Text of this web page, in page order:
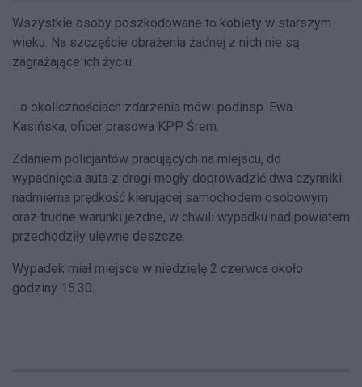
Wszystkie osoby poszkodowane to kobiety w starszym
wieku. Na szczęście obrażenia żadnej z nich nie są
zagrażające ich życiu.
- o okolicznościach zdarzenia mówi podinsp. Ewa
Kasińska, oficer prasowa KPP Śrem.
Zdaniem policjantów pracujących na miejscu, do
wypadnięcia auta z drogi mogły doprowadzić dwa czynniki:
nadmierna prędkość kierującej samochodem osobowym
oraz trudne warunki jezdne, w chwili wypadku nad powiatem
przechodziły ulewne deszcze.
Wypadek miał miejsce w niedzielę 2 czerwca około
godziny 15.30.